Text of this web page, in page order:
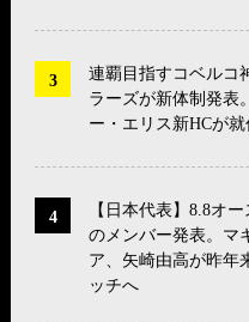
連覇目指すコベルコ
ラーズが新体制発表
ー・エリス新HCが就
【日本代表】8.8オ
のメンバー発表。マ
ア、矢崎由高が昨年
ッチへ